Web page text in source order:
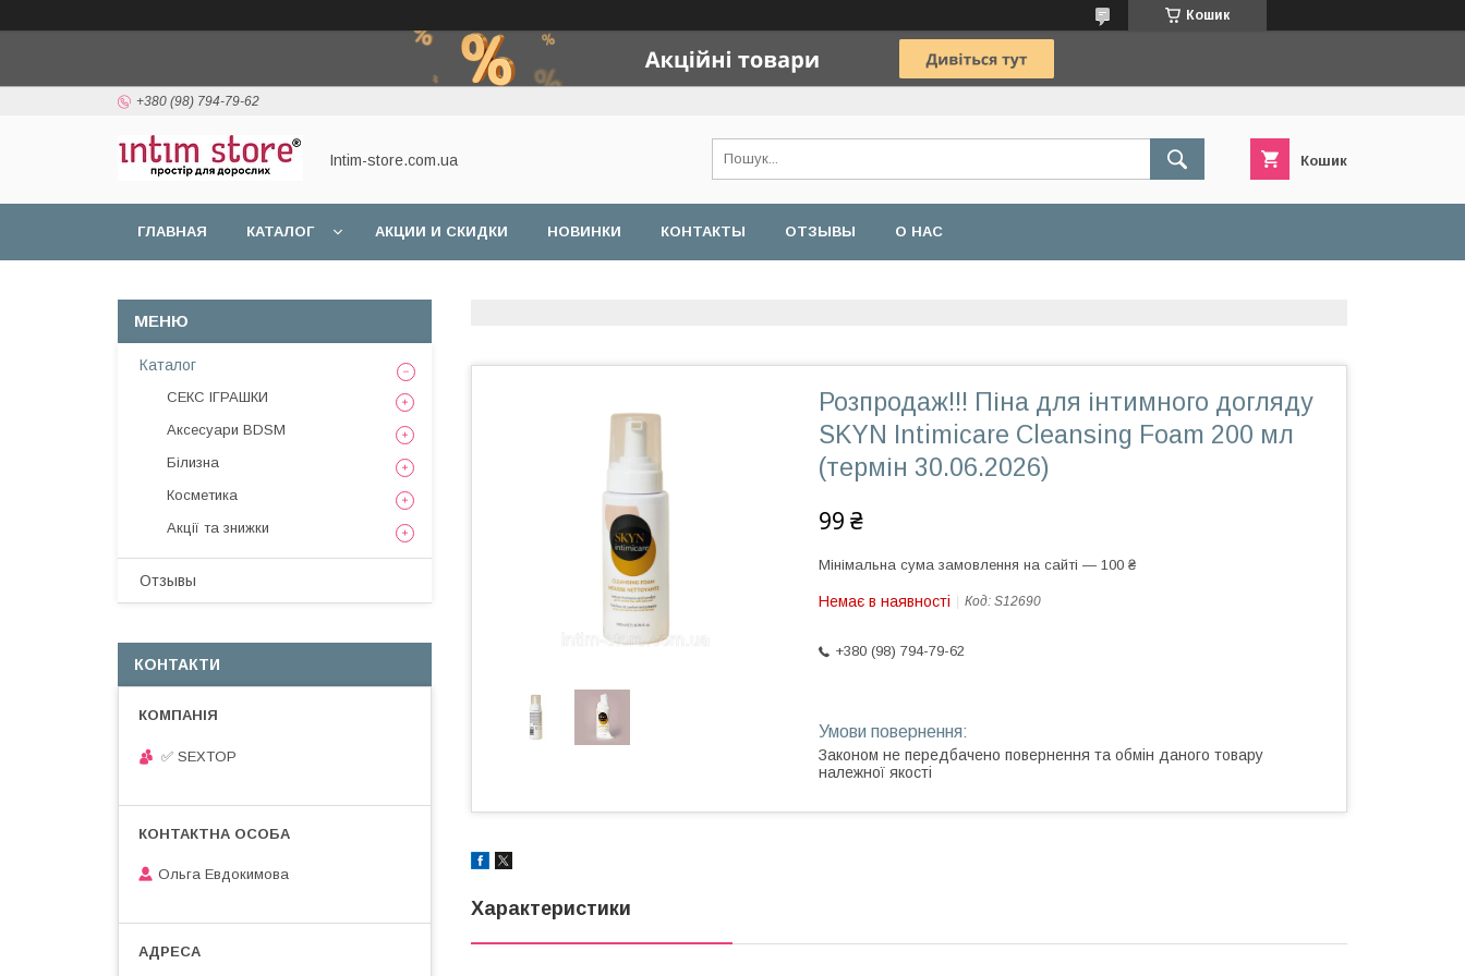
Кошик
+380 (98) 794-79-62
Intim-store.com.ua Кошик
ГЛАВНАЯ КАТАЛОГ АКЦИИ И СКИДКИ НОВИНКИ КОНТАКТЫ ОТЗЫВЫ О НАС
Розпродаж!!! Піна для інтимного догляду
SKYN Intimicare Cleansing Foam 200 мл
(термін 30.06.2026)
99 ₴
Мінімальна сума замовлення на сайті — 100 ₴
Немає в наявності Код: S12690
+380 (98) 794-79-62
Законом не передбачено повернення та обмін даного товару
належної якості
Характеристики
Каталог
СЕКС ІГРАШКИ
Аксесуари BDSM
Білизна
Косметика
Акції та знижки
Отзывы
КОНТАКТИ
✅ SEXTOP
Ольга Евдокимова